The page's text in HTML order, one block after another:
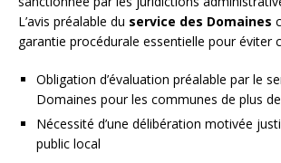
L’avis préalable du service des Domaines
garantie procédurale essentielle pour éviter
Obligation d’évaluation préalable par le
Domaines pour les communes de plus
Nécessité d’une délibération motivée
public local